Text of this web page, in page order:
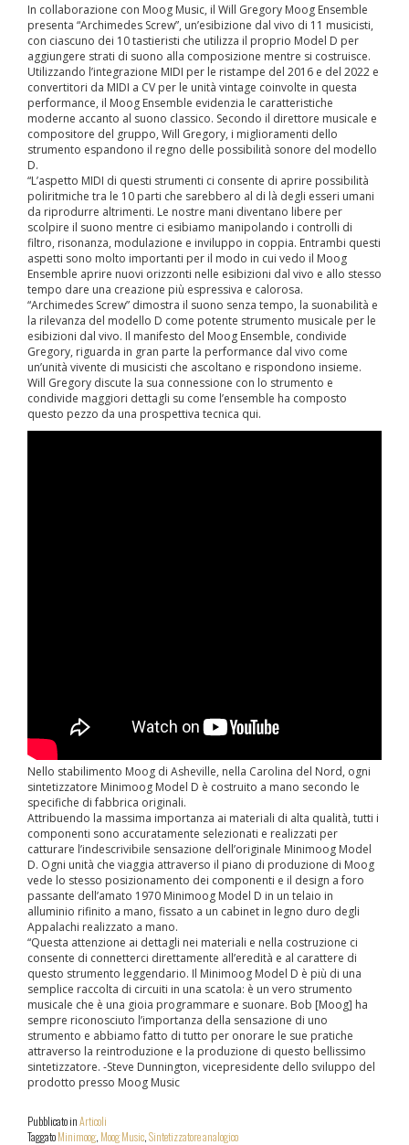
In collaborazione con Moog Music, il Will Gregory Moog Ensemble
presenta “Archimedes Screw”, un’esibizione dal vivo di 11 musicisti,
con ciascuno dei 10 tastieristi che utilizza il proprio Model D per
aggiungere strati di suono alla composizione mentre si costruisce.
Utilizzando l’integrazione MIDI per le ristampe del 2016 e del 2022 e
convertitori da MIDI a CV per le unità vintage coinvolte in questa
performance, il Moog Ensemble evidenzia le caratteristiche
moderne accanto al suono classico. Secondo il direttore musicale e
compositore del gruppo, Will Gregory, i miglioramenti dello
strumento espandono il regno delle possibilità sonore del modello
D.
“L’aspetto MIDI di questi strumenti ci consente di aprire possibilità
poliritmiche tra le 10 parti che sarebbero al di là degli esseri umani
da riprodurre altrimenti. Le nostre mani diventano libere per
scolpire il suono mentre ci esibiamo manipolando i controlli di
filtro, risonanza, modulazione e inviluppo in coppia. Entrambi questi
aspetti sono molto importanti per il modo in cui vedo il Moog
Ensemble aprire nuovi orizzonti nelle esibizioni dal vivo e allo stesso
tempo dare una creazione più espressiva e calorosa.
“Archimedes Screw” dimostra il suono senza tempo, la suonabilità e
la rilevanza del modello D come potente strumento musicale per le
esibizioni dal vivo. Il manifesto del Moog Ensemble, condivide
Gregory, riguarda in gran parte la performance dal vivo come
un’unità vivente di musicisti che ascoltano e rispondono insieme.
Will Gregory discute la sua connessione con lo strumento e
condivide maggiori dettagli su come l’ensemble ha composto
questo pezzo da una prospettiva tecnica qui.
Nello stabilimento Moog di Asheville, nella Carolina del Nord, ogni
sintetizzatore Minimoog Model D è costruito a mano secondo le
specifiche di fabbrica originali.
Attribuendo la massima importanza ai materiali di alta qualità, tutti i
componenti sono accuratamente selezionati e realizzati per
catturare l’indescrivibile sensazione dell’originale Minimoog Model
D. Ogni unità che viaggia attraverso il piano di produzione di Moog
vede lo stesso posizionamento dei componenti e il design a foro
passante dell’amato 1970 Minimoog Model D in un telaio in
alluminio rifinito a mano, fissato a un cabinet in legno duro degli
Appalachi realizzato a mano.
“Questa attenzione ai dettagli nei materiali e nella costruzione ci
consente di connetterci direttamente all’eredità e al carattere di
questo strumento leggendario. Il Minimoog Model D è più di una
semplice raccolta di circuiti in una scatola: è un vero strumento
musicale che è una gioia programmare e suonare. Bob [Moog] ha
sempre riconosciuto l’importanza della sensazione di uno
strumento e abbiamo fatto di tutto per onorare le sue pratiche
attraverso la reintroduzione e la produzione di questo bellissimo
sintetizzatore. -Steve Dunnington, vicepresidente dello sviluppo del
prodotto presso Moog Music
Pubblicato inArticoli
TaggatoMinimoog, Moog Music,Sintetizzatore analogico